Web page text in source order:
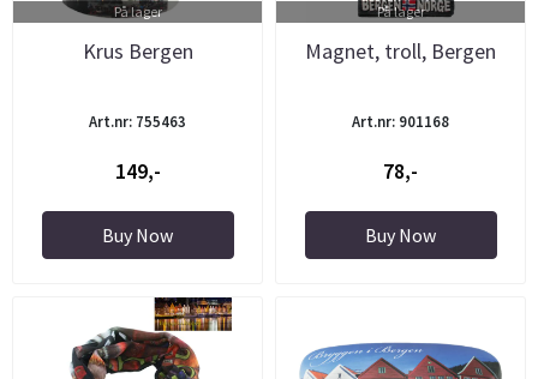
På lager
Krus Bergen
Art.nr: 755463
149,-
Buy Now
På lager
Magnet, troll, Bergen
Art.nr: 901168
78,-
Buy Now